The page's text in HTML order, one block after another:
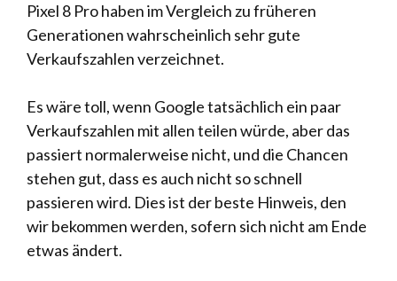
Pixel 8 Pro haben im Vergleich zu früheren
Generationen wahrscheinlich sehr gute
Verkaufszahlen verzeichnet.
Es wäre toll, wenn Google tatsächlich ein paar
Verkaufszahlen mit allen teilen würde, aber das
passiert normalerweise nicht, und die Chancen
stehen gut, dass es auch nicht so schnell
passieren wird. Dies ist der beste Hinweis, den
wir bekommen werden, sofern sich nicht am Ende
etwas ändert.